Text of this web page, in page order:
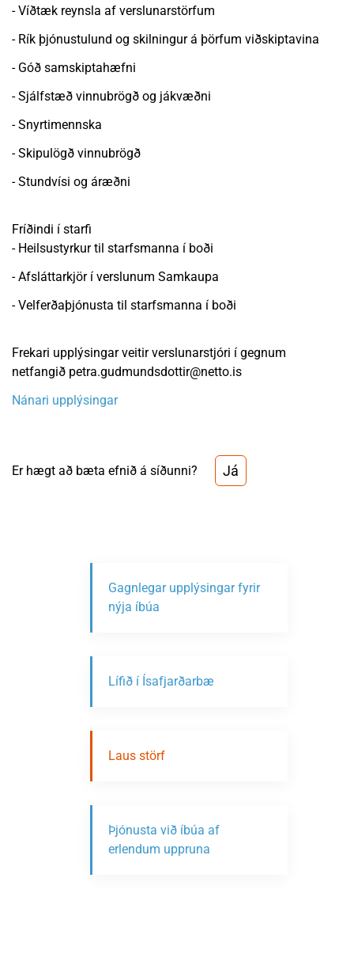
- Víðtæk reynsla af verslunarstörfum
- Rík þjónustulund og skilningur á þörfum viðskiptavina
- Góð samskiptahæfni
- Sjálfstæð vinnubrögð og jákvæðni
- Snyrtimennska
- Skipulögð vinnubrögð
- Stundvísi og áræðni
Fríðindi í starfi
- Heilsustyrkur til starfsmanna í boði
- Afsláttarkjör í verslunum Samkaupa
- Velferðaþjónusta til starfsmanna í boði
Frekari upplýsingar veitir verslunarstjóri í gegnum
netfangið petra.gudmundsdottir@netto.is
Nánari upplýsingar
Er hægt að bæta efnið á síðunni? Já
Gagnlegar upplýsingar fyrir
nýja íbúa
Lífið í Ísafjarðarbæ
Laus störf
Þjónusta við íbúa af
erlendum uppruna